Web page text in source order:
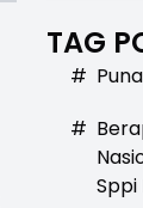
TAG
#
#
Sppi